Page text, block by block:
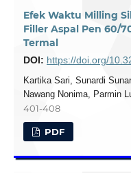
Efek Waktu Milling
Filler Aspal Pen 60/
Termal
DOI: https://doi.org/
Kartika Sari, Sunardi
Nawang Nonima, Parmin
401-408
PDF